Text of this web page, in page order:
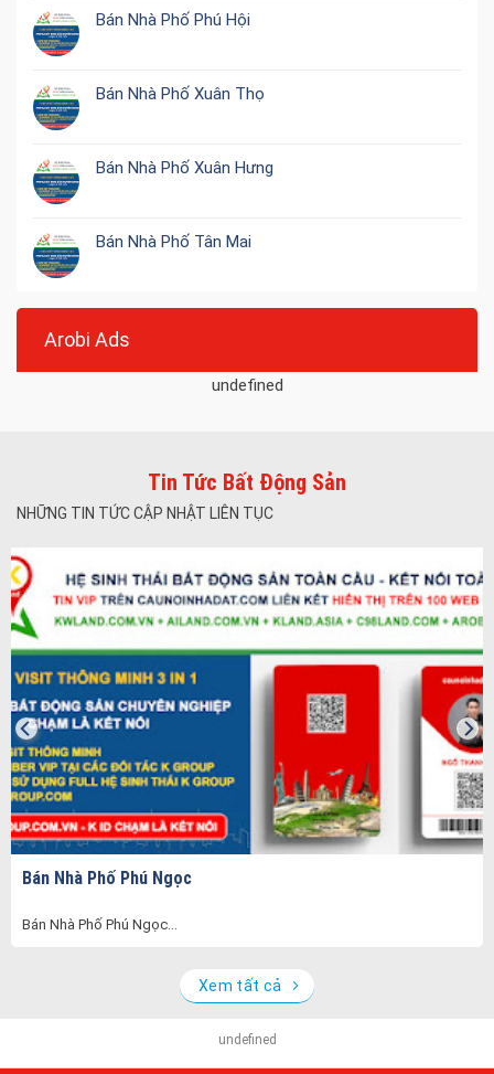
Bán Nhà Phố Phú Hội
Bán Nhà Phố Xuân Thọ
Bán Nhà Phố Xuân Hưng
Bán Nhà Phố Tân Mai
Arobi Ads
undefined
Tin Tức Bất Động Sản
NHỮNG TIN TỨC CẬP NHẬT LIÊN TỤC
Bán Nhà Phố Phú Ngọc
Bán Nhà Phố Phú Ngọc...
Xem tất cả
undefined